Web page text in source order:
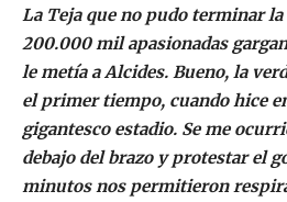
La Teja que no pudo terminar la
200.000 mil apasionadas
le metía a Alcides. Bueno, la
el primer tiempo, cuando hice
gigantesco estadio. Se me
debajo del brazo y protestar el
minutos nos permitieron